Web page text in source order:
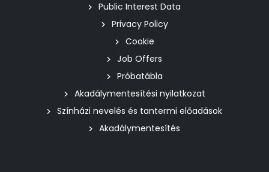
Public Interest Data
Privacy Policy
Cookie
Job Offers
Próbatábla
Akadálymentesítési nyilatkozat
Színházi nevelés és tantermi előadások
Akadálymentesítés